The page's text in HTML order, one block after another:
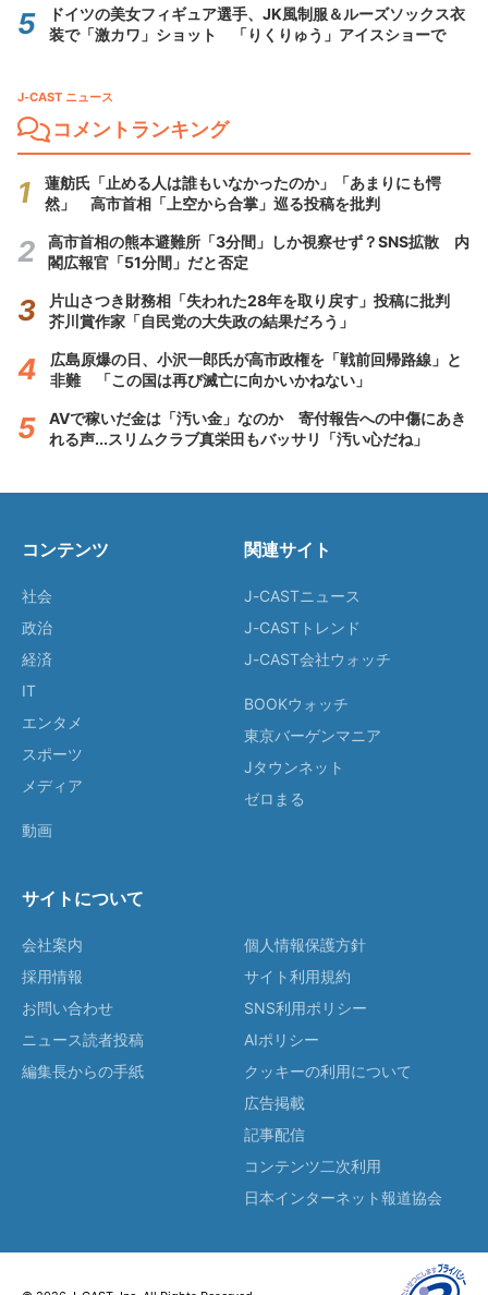
ドイツの美女フィギュア選手、JK風制服＆ルーズソックス衣
装で「激カワ」ショット 「りくりゅう」アイスショーで
J-CAST ニュース
コメントランキング
蓮舫氏「止める人は誰もいなかったのか」「あまりにも愕
然」 高市首相「上空から合掌」巡る投稿を批判
高市首相の熊本避難所「3分間」しか視察せず？SNS拡散 内
閣広報官「51分間」だと否定
片山さつき財務相「失われた28年を取り戻す」投稿に批判
芥川賞作家「自民党の大失政の結果だろう」
広島原爆の日、小沢一郎氏が高市政権を「戦前回帰路線」と
非難 「この国は再び滅亡に向かいかねない」
AVで稼いだ金は「汚い金」なのか 寄付報告への中傷にあき
れる声...スリムクラブ真栄田もバッサリ「汚い心だね」
コンテンツ
社会
政治
経済
IT
エンタメ
スポーツ
メディア
動画
関連サイト
J-CASTニュース
J-CASTトレンド
J-CAST会社ウォッチ
BOOKウォッチ
東京バーゲンマニア
Jタウンネット
ゼロまる
サイトについて
会社案内
採用情報
お問い合わせ
ニュース読者投稿
編集長からの手紙
個人情報保護方針
サイト利用規約
SNS利用ポリシー
AIポリシー
クッキーの利用について
広告掲載
記事配信
コンテンツ二次利用
日本インターネット報道協会